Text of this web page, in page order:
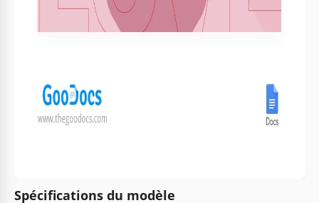
Spécifications du modèle